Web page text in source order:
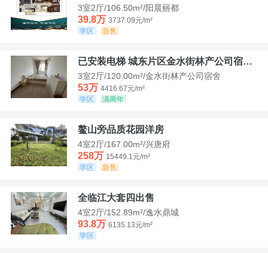
3室2厅/106.50m²/阳晨丽都
39.8万 3737.09元/m²
学区
急售
已安装电梯 城东片区金水街林产公司宿舍套三可看江景
3室2厅/120.00m²/金水街林产公司宿舍
53万 4416.67元/m²
学区
满两年
鳌山旁品质花园洋房
4室2厅/167.00m²/兴唐府
258万 15449.1元/m²
学区
急售
全临江大套四出售
4室2厅/152.89m²/逸水鼎城
93.8万 6135.13元/m²
学区